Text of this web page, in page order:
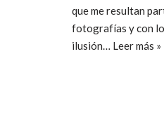
que me resultan
fotografías y con
ilusión… Leer más »